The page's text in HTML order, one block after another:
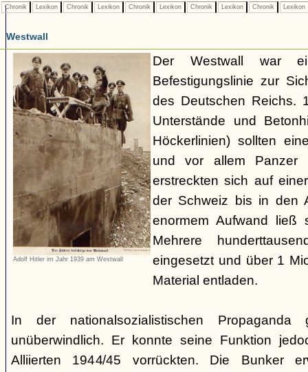
Chronik Lexikon Chronik Lexikon Chronik Lexikon Chronik Lexikon Chronik Lexikon
Westwall
Adolf Hitler im Jahr 1939 am Westwall
Der Westwall war
Befestigungslinie zur
des Deutschen Reichs.
Unterstände und
Höckerlinien) sollten
und vor allem Panzer
erstreckten sich auf
der Schweiz bis in den
enormem Aufwand ließ
Mehrere
eingesetzt und über 1
Material entladen.
In der nationalsozialistischen
unüberwindlich. Er konnte seine Funktion
Alliierten 1944/45 vorrückten. Die Bunker